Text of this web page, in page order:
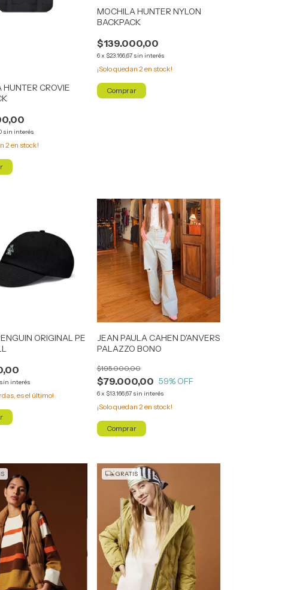
HUNTER CROVIE
sin interés
2en stock!
MOCHILA HUNTER NYLON
BACKPACK
$139.000,00
6x $23.166,67 sin interés
¡Solo quedan 2 en stock!
Comprar
ORIGINAL PE
sin interés
es el último!
JEAN PAULA CAHEN D'ANVERS
PALAZZO BONO
$79.000,00
$195.000,00
59% OFF
6x $13.166,67 sin interés
¡Solo quedan 2 en stock!
Comprar
GRATIS